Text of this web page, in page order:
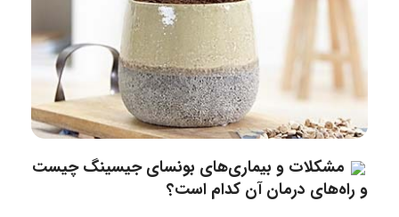
مشکلات و بیماری‌های بونسای جیسینگ چیست
و راه‌های درمان آن کدام است؟